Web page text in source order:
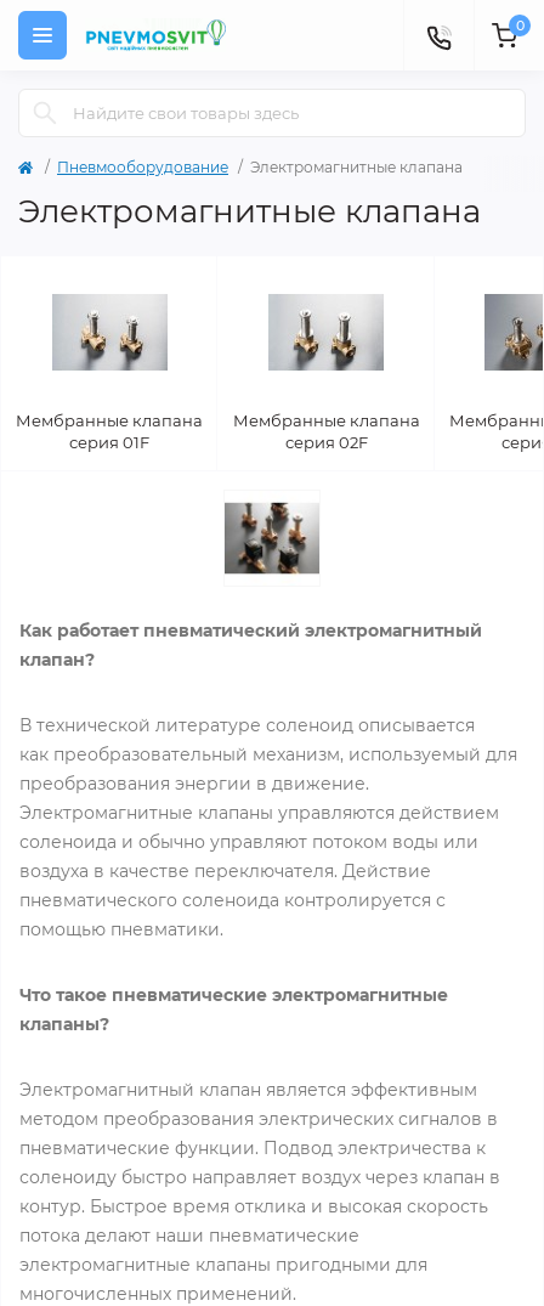
0
Пневмооборудование Электромагнитные клапана
Электромагнитные клапана
Мембранные клапана
серия 01F
Мембранные клапана
серия 02F
Как работает пневматический электромагнитный
клапан?
В технической литературе соленоид описывается
как преобразовательный механизм, используемый для
преобразования энергии в движение.
Электромагнитные клапаны управляются действием
соленоида и обычно управляют потоком воды или
воздуха в качестве переключателя. Действие
пневматического соленоида контролируется с
помощью пневматики.
Что такое пневматические электромагнитные
клапаны?
Электромагнитный клапан является эффективным
методом преобразования электрических сигналов в
пневматические функции. Подвод электричества к
соленоиду быстро направляет воздух через клапан в
контур. Быстрое время отклика и высокая скорость
потока делают наши пневматические
электромагнитные клапаны пригодными для
многочисленных применений.